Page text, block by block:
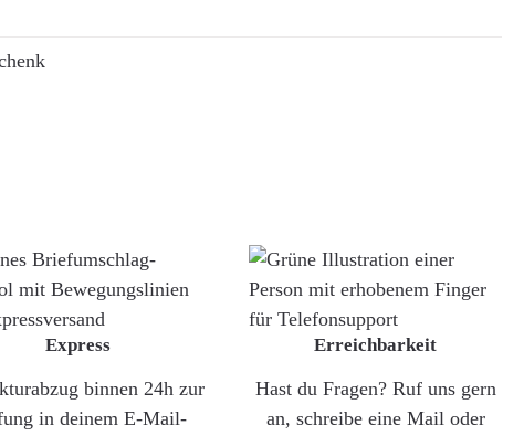
Express
binnen 24h zur
in deinem E-Mail-
Erreichbarkeit
Hast du Fragen? Ruf uns gern
an, schreibe eine Mail oder